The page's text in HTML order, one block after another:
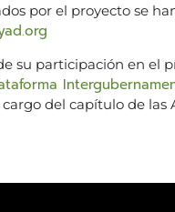
por el proyecto se
su participación en el
cargo del capítulo de